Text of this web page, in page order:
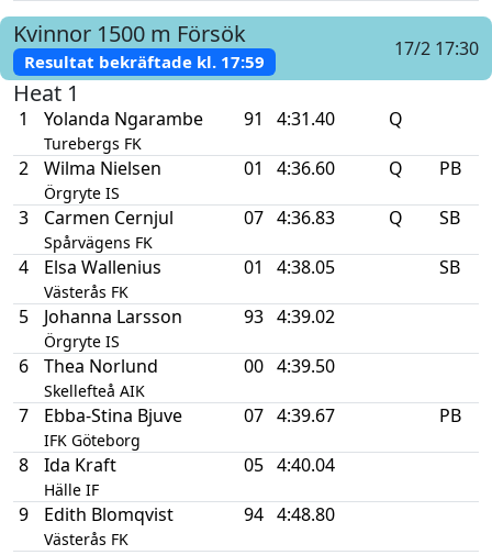
Kvinnor 1500 m Försök
Resultat bekräftade kl.17:59
17/2 17:30
Heat 1
1 Yolanda Ngarambe
Turebergs FK
91 4:31.40 Q
2 Wilma Nielsen
Örgryte IS
01 4:36.60 Q PB
3 Carmen Cernjul
Spårvägens FK
07 4:36.83 Q SB
4 Elsa Wallenius
Västerås FK
01 4:38.05 SB
5 Johanna Larsson
Örgryte IS
93 4:39.02
6 Thea Norlund
Skellefteå AIK
00 4:39.50
7 Ebba-Stina Bjuve
IFK Göteborg
07 4:39.67 PB
8 Ida Kraft
Hälle IF
05 4:40.04
9 Edith Blomqvist
Västerås FK
94 4:48.80